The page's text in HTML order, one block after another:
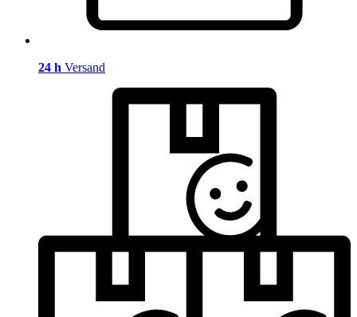
24 h Versand